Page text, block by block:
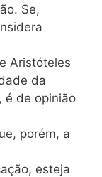
Se,
Aristóteles
da
é de opinião
porém, a
esteja